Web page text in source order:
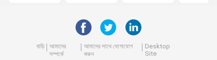
বাড়ি
আমাদের
সম্পর্কে
আমাদের সাথে যোগাযোগ
করুন
Desktop
Site